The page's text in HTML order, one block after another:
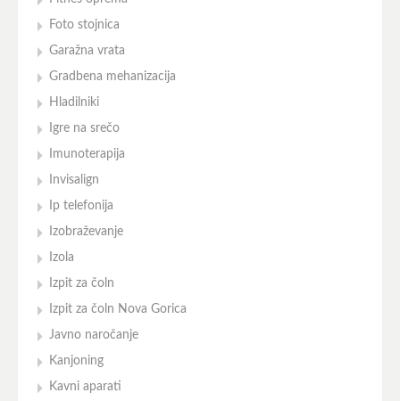
Foto stojnica
Garažna vrata
Gradbena mehanizacija
Hladilniki
Igre na srečo
Imunoterapija
Invisalign
Ip telefonija
Izobraževanje
Izola
Izpit za čoln
Izpit za čoln Nova Gorica
Javno naročanje
Kanjoning
Kavni aparati